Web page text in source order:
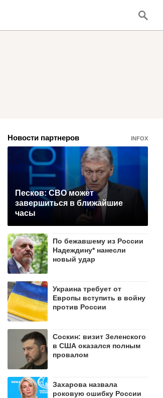
Новости партнеров INFOX
Песков: СВО может
завершиться в ближайшие
часы
По бежавшему из России
Надеждину* нанесли
новый удар
Украина требует от
Европы вступить в войну
против России
Соскин: визит Зеленского
в США оказался полным
провалом
Захарова назвала
роковую ошибку России